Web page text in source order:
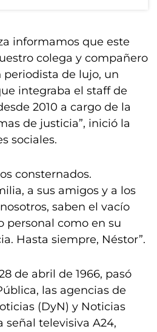
informamos que este
colega y compañero
periodista de lujo, un
integraba el staff de
2010 a cargo de la
de justicia”, inició la
sociales.
consternados.
a sus amigos y a los
saben el vacío
personal como en su
Hasta siempre, Néstor”.
de abril de 1966, pasó
las agencias de
(DyN) y Noticias
señal televisiva A24,